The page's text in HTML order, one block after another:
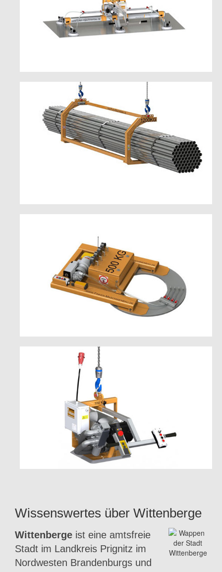
Wissenswertes über Wittenberge
Wittenberge ist eine amtsfreie
Stadt im Landkreis Prignitz im
Nordwesten Brandenburgs und